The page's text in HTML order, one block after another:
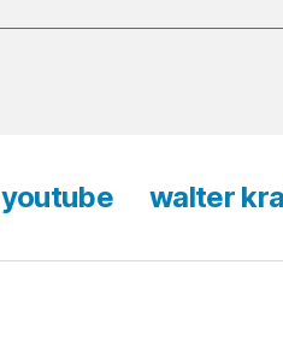
youtube walter